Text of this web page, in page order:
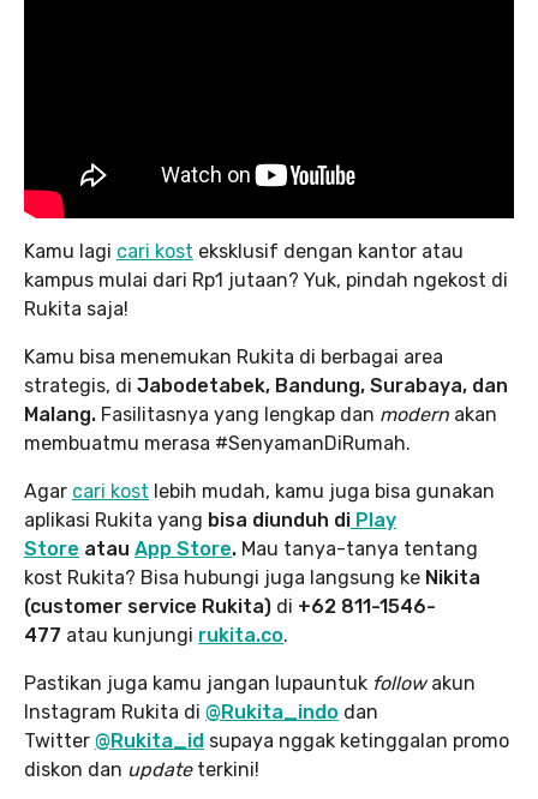
Kamu lagi cari kost eksklusif dengan kantor atau
kampus mulai dari Rp1 jutaan? Yuk, pindah ngekost di
Rukita saja!
Kamu bisa menemukan Rukita di berbagai area
strategis, di Jabodetabek, Bandung, Surabaya, dan
Malang. Fasilitasnya yang lengkap dan modern akan
membuatmu merasa #SenyamanDiRumah.
Agar cari kost lebih mudah, kamu juga bisa gunakan
aplikasi Rukita yang bisa diunduh di Play
Store atau App Store. Mau tanya-tanya tentang
kost Rukita? Bisa hubungi juga langsung ke Nikita
(customer service Rukita) di +62 811-1546-
477 atau kunjungi rukita.co.
Pastikan juga kamu jangan lupauntuk followakun
Instagram Rukita di @Rukita_indo dan
Twitter @Rukita_id supaya nggak ketinggalan promo
diskon dan update terkini!